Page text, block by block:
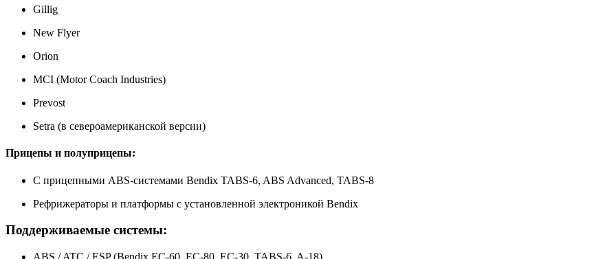
Gillig
New Flyer
Orion
MCI (Motor Coach Industries)
Prevost
Setra (в североамериканской версии)
Прицепы и полуприцепы:
С прицепными ABS-системами Bendix TABS-6, ABS Advanced, TABS-8
Рефрижераторы и платформы с установленной электроникой Bendix
Поддерживаемые системы:
ABS / ATC / ESP (Bendix EC‑60, EC‑80, EC‑30, TABS-6, A-18)